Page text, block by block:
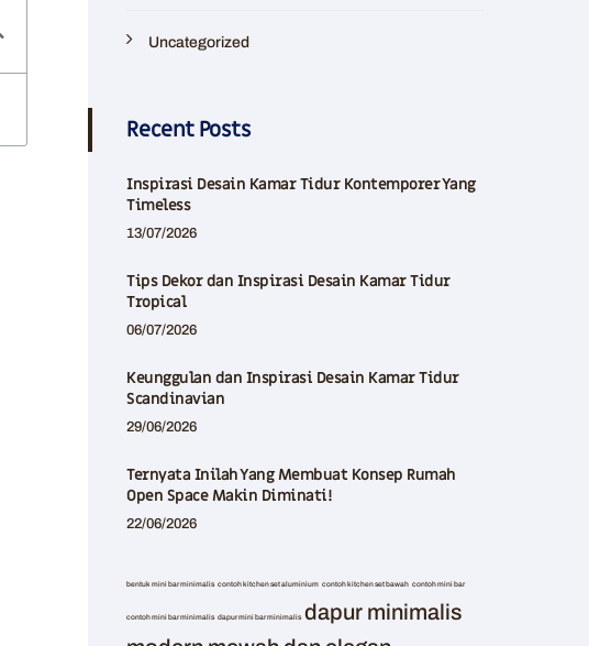
Uncategorized
Recent Posts
Inspirasi Desain Kamar Tidur Kontemporer Yang
Timeless
13/07/2026
Tips Dekor dan Inspirasi Desain Kamar Tidur
Tropical
06/07/2026
Keunggulan dan Inspirasi Desain Kamar Tidur
Scandinavian
29/06/2026
Ternyata Inilah Yang Membuat Konsep Rumah
Open Space Makin Diminati!
22/06/2026
bentuk mini bar minimalis contoh kitchen set aluminium contoh kitchen set bawah contoh mini bar
contoh mini bar minimalis dapur mini bar minimalis dapur minimalis